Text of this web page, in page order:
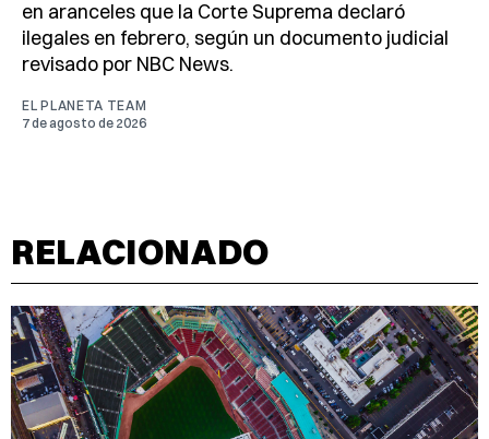
en aranceles que la Corte Suprema declaró
ilegales en febrero, según un documento judicial
revisado por NBC News.
EL PLANETA TEAM
7 de agosto de 2026
RELACIONADO